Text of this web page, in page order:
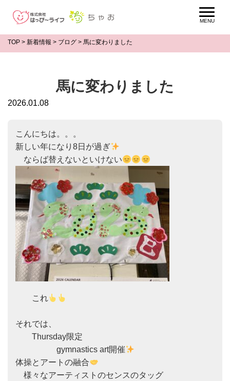
TOP > 新着情報 > ブログ > 馬に変わりました
馬に変わりました
2026.01.08
こんにちは。。。
新しい年になり8日が過ぎ
ならば替えないといけない
これ
それでは、
Thursday限定
gymnastics art開催
体操とアートの融合
様々なアーティストのセンスのタッグ